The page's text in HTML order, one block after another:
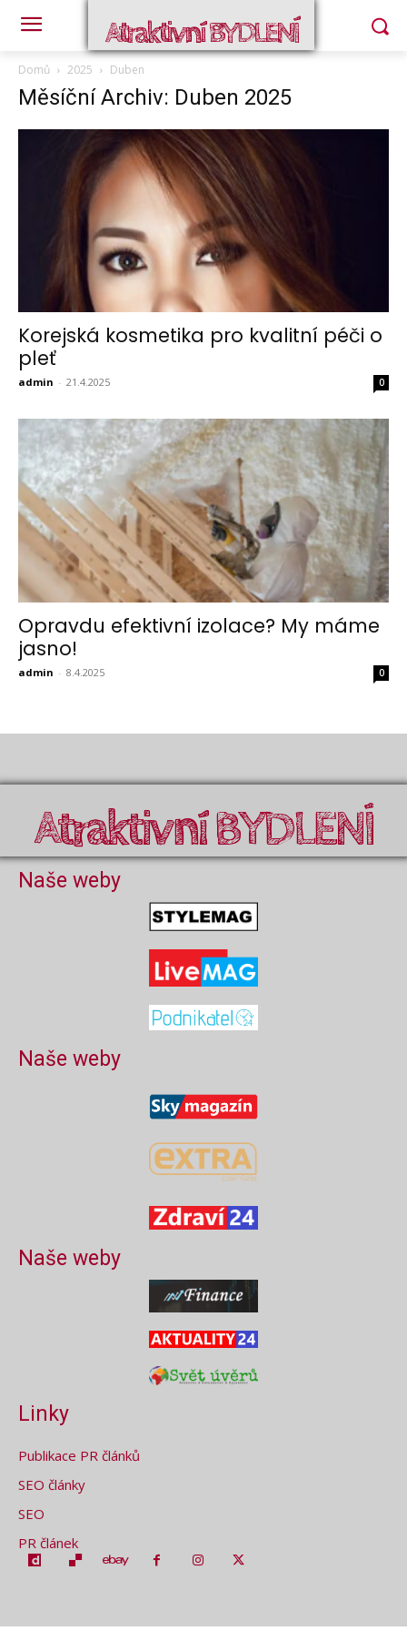
Atraktivní BYDLENÍ
Domů 2025 Duben
Měsíční Archiv: Duben 2025
Korejská kosmetika pro kvalitní péči o
pleť
admin - 21.4.2025 0
Opravdu efektivní izolace? My máme
jasno!
admin - 8.4.2025 0
Atraktivní BYDLENÍ
Naše weby
Naše weby
Naše weby
Linky
Publikace PR článků
SEO články
SEO
PR článek